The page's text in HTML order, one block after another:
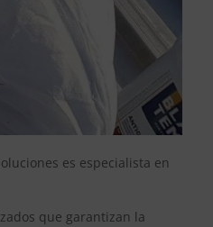
es especialista en
que garantizan la